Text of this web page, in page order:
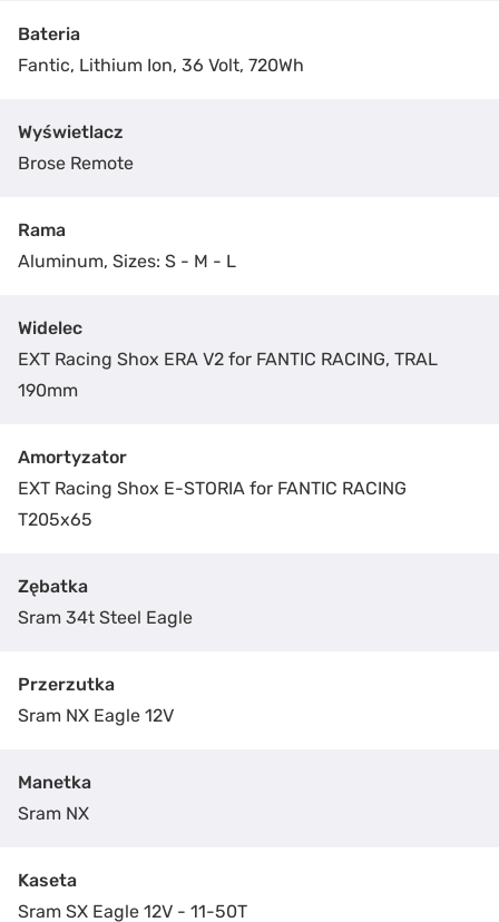
Bateria
Fantic, Lithium Ion, 36 Volt, 720Wh
Wyświetlacz
Brose Remote
Rama
Aluminum, Sizes: S - M - L
Widelec
EXT Racing Shox ERA V2 for FANTIC RACING, TRAL
190mm
Amortyzator
EXT Racing Shox E-STORIA for FANTIC RACING
T205x65
Zębatka
Sram 34t Steel Eagle
Przerzutka
Sram NX Eagle 12V
Manetka
Sram NX
Kaseta
Sram SX Eagle 12V - 11-50T
ZAKUP ROWERU
Podaj nam swoje dane kontaktowe, a nasz pracownik
odezwie się i udzieli więcej szczegółowych informacji